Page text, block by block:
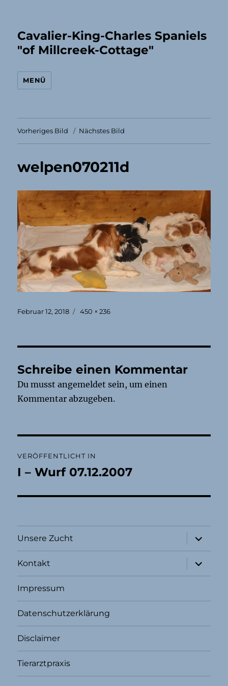
Cavalier-King-Charles Spaniels
"of Millcreek-Cottage"
MENÜ
Vorheriges Bild Nächstes Bild
welpen070211d
Veröffentlicht
Februar 12, 2018 Originalgröße
450 × 236
Schreibe einen Kommentar
Du musstangemeldet sein, um einen
Kommentar abzugeben.
VERÖFFENTLICHT IN
I – Wurf 07.12.2007
Unsere Zucht
öffnen
Kontakt
öffnen
Impressum
Datenschutzerklärung
Disclaimer
Tierarztpraxis